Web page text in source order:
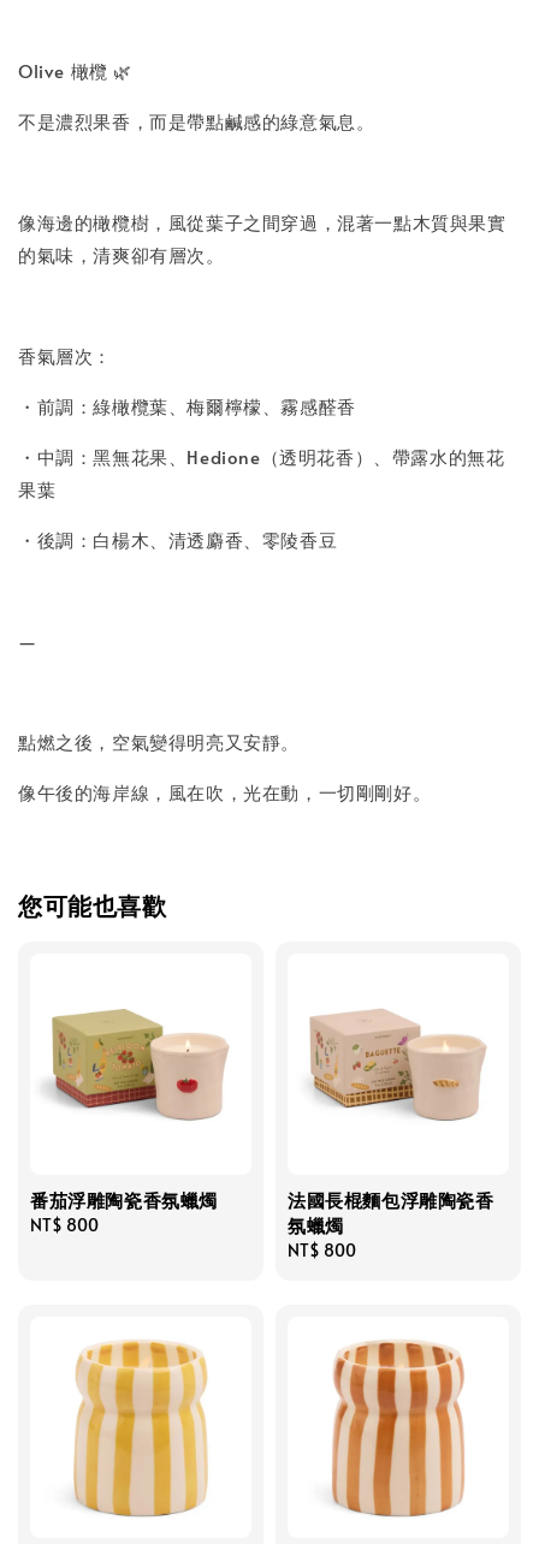
Olive 橄欖 🌿
不是濃烈果香，而是帶點鹹感的綠意氣息。
像海邊的橄欖樹，風從葉子之間穿過，混著一點木質與果實
的氣味，清爽卻有層次。
香氣層次：
・前調：綠橄欖葉、梅爾檸檬、霧感醛香
・中調：黑無花果、Hedione（透明花香）、帶露水的無花
果葉
・後調：白楊木、清透麝香、零陵香豆
—
點燃之後，空氣變得明亮又安靜。
像午後的海岸線，風在吹，光在動，一切剛剛好。
您可能也喜歡
番茄浮雕陶瓷香氛蠟燭
Regular
NT$ 800
法國長棍麵包浮雕陶瓷香
氛蠟燭
Regular
NT$ 800